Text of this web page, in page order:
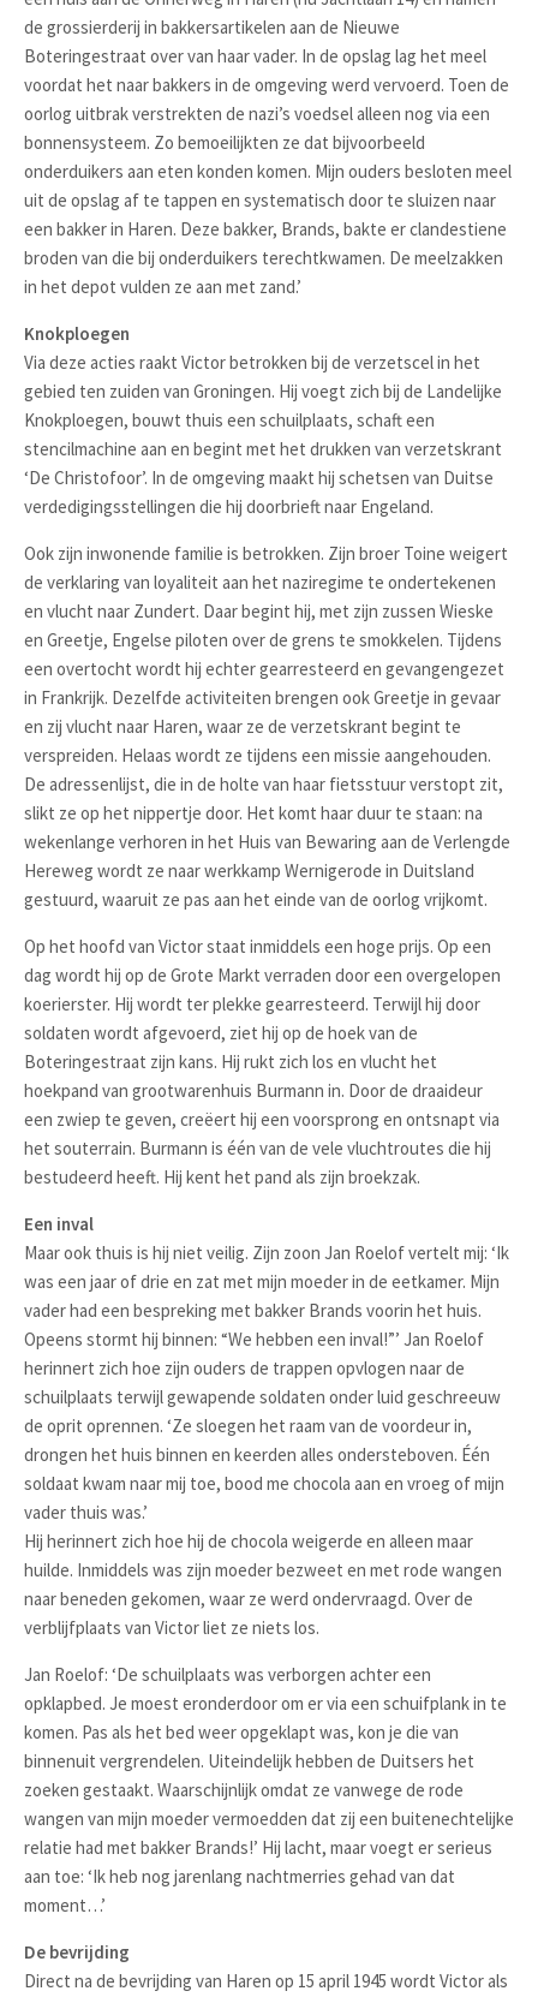
de grossierderij in bakkersartikelen aan de Nieuwe
Boteringestraat over van haar vader. In de opslag lag het meel
voordat het naar bakkers in de omgeving werd vervoerd. Toen de
oorlog uitbrak verstrekten de nazi’s voedsel alleen nog via een
bonnensysteem. Zo bemoeilijkten ze dat bijvoorbeeld
onderduikers aan eten konden komen. Mijn ouders besloten meel
uit de opslag af te tappen en systematisch door te sluizen naar
een bakker in Haren. Deze bakker, Brands, bakte er clandestiene
broden van die bij onderduikers terechtkwamen. De meelzakken
in het depot vulden ze aan met zand.’
Knokploegen
Via deze acties raakt Victor betrokken bij de verzetscel in het
gebied ten zuiden van Groningen. Hij voegt zich bij de Landelijke
Knokploegen, bouwt thuis een schuilplaats, schaft een
stencilmachine aan en begint met het drukken van verzetskrant
‘De Christofoor’. In de omgeving maakt hij schetsen van Duitse
verdedigingsstellingen die hij doorbrieft naar Engeland.
Ook zijn inwonende familie is betrokken. Zijn broer Toine weigert
de verklaring van loyaliteit aan het naziregime te ondertekenen
en vlucht naar Zundert. Daar begint hij, met zijn zussen Wieske
en Greetje, Engelse piloten over de grens te smokkelen. Tijdens
een overtocht wordt hij echter gearresteerd en gevangengezet
in Frankrijk. Dezelfde activiteiten brengen ook Greetje in gevaar
en zij vlucht naar Haren, waar ze de verzetskrant begint te
verspreiden. Helaas wordt ze tijdens een missie aangehouden.
De adressenlijst, die in de holte van haar fietsstuur verstopt zit,
slikt ze op het nippertje door. Het komt haar duur te staan: na
wekenlange verhoren in het Huis van Bewaring aan de Verlengde
Hereweg wordt ze naar werkkamp Wernigerode in Duitsland
gestuurd, waaruit ze pas aan het einde van de oorlog vrijkomt.
Op het hoofd van Victor staat inmiddels een hoge prijs. Op een
dag wordt hij op de Grote Markt verraden door een overgelopen
koerierster. Hij wordt ter plekke gearresteerd. Terwijl hij door
soldaten wordt afgevoerd, ziet hij op de hoek van de
Boteringestraat zijn kans. Hij rukt zich los en vlucht het
hoekpand van grootwarenhuis Burmann in. Door de draaideur
een zwiep te geven, creëert hij een voorsprong en ontsnapt via
het souterrain. Burmann is één van de vele vluchtroutes die hij
bestudeerd heeft. Hij kent het pand als zijn broekzak.
Een inval
Maar ook thuis is hij niet veilig. Zijn zoon Jan Roelof vertelt mij: ‘Ik
was een jaar of drie en zat met mijn moeder in de eetkamer. Mijn
vader had een bespreking met bakker Brands voorin het huis.
Opeens stormt hij binnen: “We hebben een inval!”’ Jan Roelof
herinnert zich hoe zijn ouders de trappen opvlogen naar de
schuilplaats terwijl gewapende soldaten onder luid geschreeuw
de oprit oprennen. ‘Ze sloegen het raam van de voordeur in,
drongen het huis binnen en keerden alles ondersteboven. Één
soldaat kwam naar mij toe, bood me chocola aan en vroeg of mijn
vader thuis was.’
Hij herinnert zich hoe hij de chocola weigerde en alleen maar
huilde. Inmiddels was zijn moeder bezweet en met rode wangen
naar beneden gekomen, waar ze werd ondervraagd. Over de
verblijfplaats van Victor liet ze niets los.
Jan Roelof: ‘De schuilplaats was verborgen achter een
opklapbed. Je moest eronderdoor om er via een schuifplank in te
komen. Pas als het bed weer opgeklapt was, kon je die van
binnenuit vergrendelen. Uiteindelijk hebben de Duitsers het
zoeken gestaakt. Waarschijnlijk omdat ze vanwege de rode
wangen van mijn moeder vermoedden dat zij een buitenechtelijke
relatie had met bakker Brands!’ Hij lacht, maar voegt er serieus
aan toe: ‘Ik heb nog jarenlang nachtmerries gehad van dat
moment…’
De bevrijding
Direct na de bevrijding van Haren op 15 april 1945 wordt Victor als